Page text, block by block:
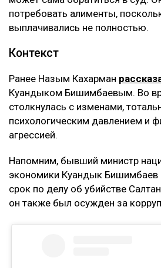
потребовать алименты,
выплачивались не полностью.
Контекст
Ранее Назым Кахарман
Куандыком Бишимбаевым. Во
столкнулась с изменами,
психологическим давлением и
агрессией.
Напомним, бывший министр
экономики Куандык Бишимбаев
срок по делу об убийстве
он также был осужден за